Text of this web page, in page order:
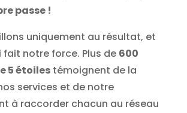
passe !
uniquement au résultat, et
fait notre force. Plus de 600
5 étoilestémoignent de la
services et de notre
à raccorder chacun au réseau